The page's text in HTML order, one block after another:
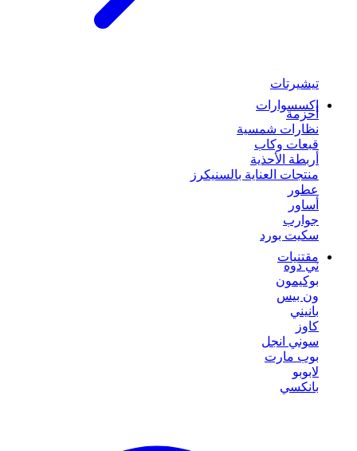
تيشيرتات
إكسسوارات
أحزمة
نظارات شمسية
قبعات وكاب
أربطة الأحذية
منتجات العناية بالسنيكرز
عطور
أساور
جوارب
سكيت بورد
مقتنيات
ني دوه
بوكيمون
ون بيس
بانيني
كاوز
سوني انجل
بوب مارت
لابوبو
بانكسي